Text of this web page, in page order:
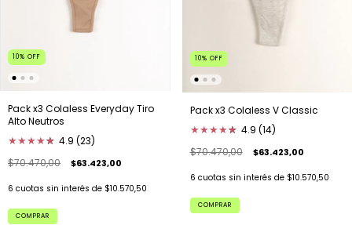
10% OFF
Pack x3 Colaless Everyday Tiro
Alto Neutros
★★★★★
★ 4.9 (23)
$70.470,00
$63.423,00
6 cuotas sin interés de $10.570,50
COMPRAR
10% OFF
Pack x3 Colaless V Classic
★★★★★
★ 4.9 (14)
$70.470,00
$63.423,00
6 cuotas sin interés de $10.570,50
COMPRAR